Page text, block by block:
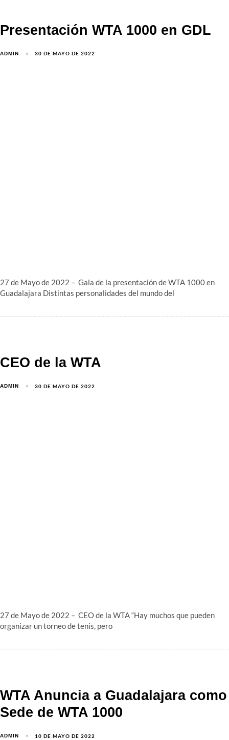
Presentación WTA 1000 en GDL
ADMIN 30 DE MAYO DE 2022
27 de Mayo de 2022 – Gala de la presentación de WTA 1000 en
Guadalajara Distintas personalidades del mundo del
CEO de la WTA
ADMIN 30 DE MAYO DE 2022
27 de Mayo de 2022 – CEO de la WTA “Hay muchos que pueden
organizar un torneo de tenis, pero
WTA Anuncia a Guadalajara como
Sede de WTA 1000
ADMIN 10 DE MAYO DE 2022